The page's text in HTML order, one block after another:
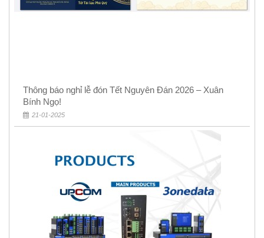
Thông báo nghỉ lễ đón Tết Nguyên Đán 2026 – Xuân
Bính Ngọ!
21-01-2025